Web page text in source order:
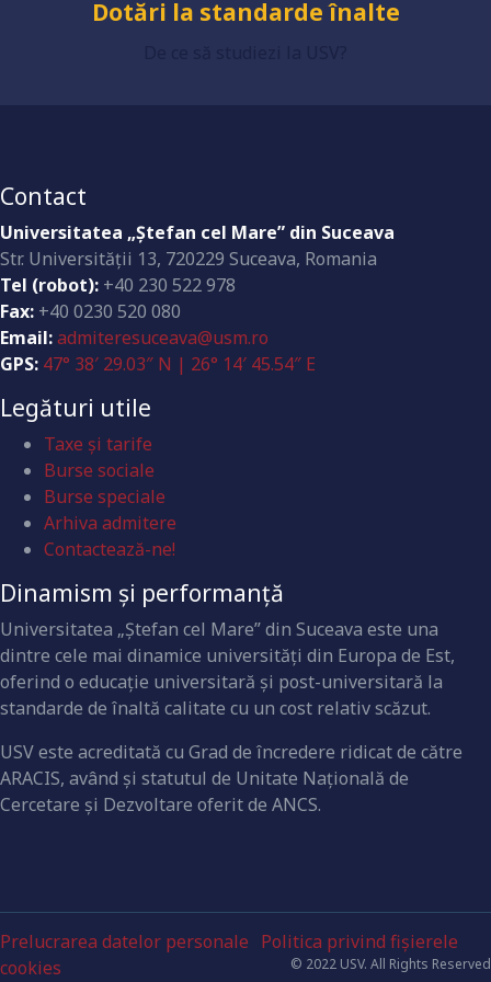
Dotări la standarde înalte
Contact
Universitatea „Ştefan cel Mare” din Suceava
Str. Universităţii 13, 720229 Suceava, Romania
Tel (robot): +40 230 522 978
Fax: +40 0230 520 080
Email:admiteresuceava@usm.ro
GPS: 47° 38′ 29.03″ N | 26° 14′ 45.54″ E
Legături utile
Taxe și tarife
Burse sociale
Burse speciale
Arhiva admitere
Contactează-ne!
Dinamism și performanță
Universitatea „Ştefan cel Mare” din Suceava este una
dintre cele mai dinamice universităţi din Europa de Est,
oferind o educaţie universitară şi post-universitară la
standarde de înaltă calitate cu un cost relativ scăzut.
USV este acreditată cu Grad de încredere ridicat de către
ARACIS, având şi statutul de Unitate Naţională de
Cercetare şi Dezvoltare oferit de ANCS.
Prelucrarea datelor personale Politica privind fișierele
cookies
© 2022 USV. All Rights Reserved